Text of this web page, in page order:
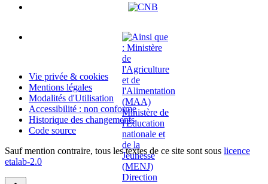
Vie privée & cookies
Mentions légales
Modalités d'Utilisation
Accessibilité : non conforme
Historique des changements
Code source
Sauf mention contraire, tous les textes de ce site sont sous licence
etalab-2.0